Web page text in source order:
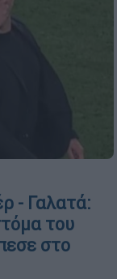
- Γαλατά:
του
στο